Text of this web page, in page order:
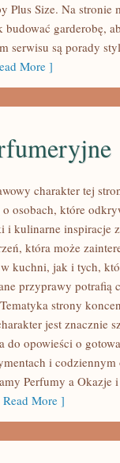
Plus Size. Na stronie
budować garderobę,
serwisu są porady
More ]
charakter tej
osobach, które
i kulinarne inspiracje
która może
kuchni, jak i tych,
przyprawy potrafią
strony
jest znacznie
do opowieści o
i
Perfumy a Okazje
More ]